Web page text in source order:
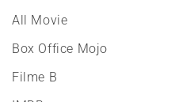
All Movie
Box Office Mojo
Filme B